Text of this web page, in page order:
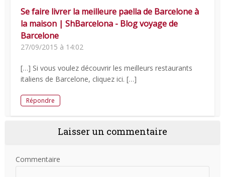
Se faire livrer la meilleure paella de Barcelone à
la maison | ShBarcelona - Blog voyage de
Barcelone
27/09/2015 à 14:02
[…] Si vous voulez découvrir les meilleurs restaurants
italiens de Barcelone, cliquez ici. […]
Répondre
Laisser un commentaire
Commentaire